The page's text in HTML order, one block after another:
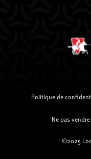
Politique de
Ne pas
©2025